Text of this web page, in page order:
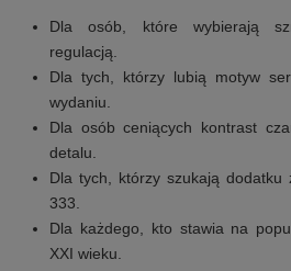
Dla osób, które wybierają
regulacją.
Dla tych, którzy lubią motyw
wydaniu.
Dla osób ceniących kontrast
detalu.
Dla tych, którzy szukają dodatku
333.
Dla każdego, kto stawia na
XXI wieku.